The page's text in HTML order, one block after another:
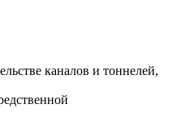
каналов и тоннелей,